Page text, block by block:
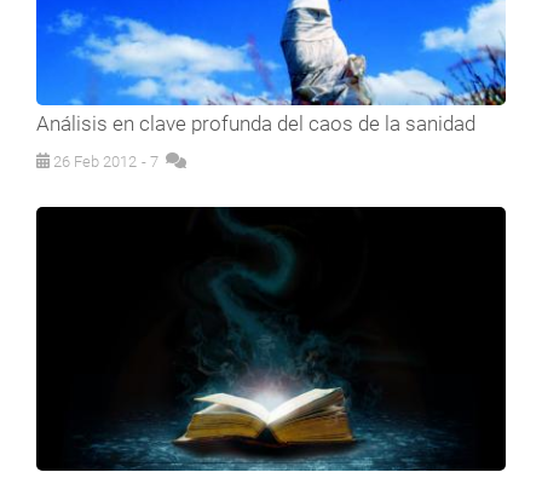
Análisis en clave profunda del caos de la sanidad
26 Feb 2012 - 7